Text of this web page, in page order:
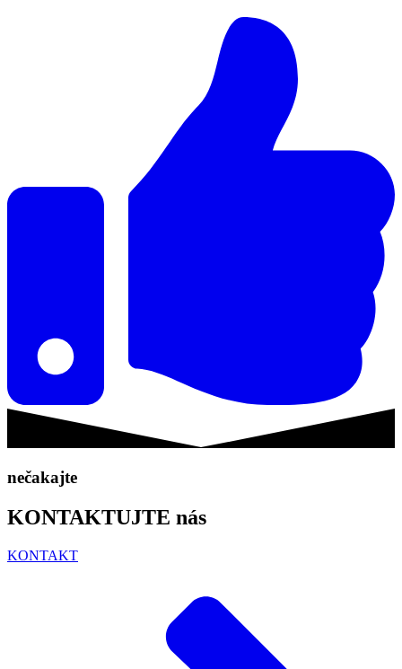
nečakajte
KONTAKTUJTE nás
KONTAKT